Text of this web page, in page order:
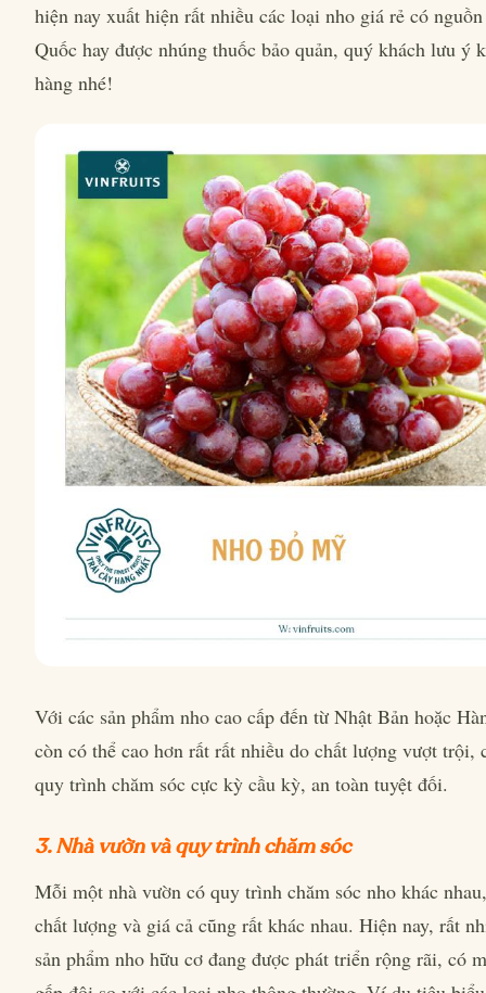
hiện nay xuất hiện rất nhiều các loại nho giá rẻ có
Quốc hay được nhúng thuốc bảo quản, quý khách lưu ý
hàng nhé!
Với các sản phẩm nho cao cấp đến từ Nhật Bản hoặc
còn có thể cao hơn rất rất nhiều do chất lượng vượt trội,
quy trình chăm sóc cực kỳ cầu kỳ, an toàn tuyệt đối.
3. Nhà vườn và quy trình chăm sóc
Mỗi một nhà vườn có quy trình chăm sóc nho khác
chất lượng và giá cả cũng rất khác nhau. Hiện nay, rất
sản phẩm nho hữu cơ đang được phát triển rộng rãi, có